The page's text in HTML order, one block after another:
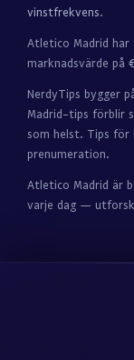
vinstfrekvens.
Atletico Madrid
marknadsvärde på
NerdyTips bygger
Madrid-tips förblir
som helst. Tips för
prenumeration.
Atletico Madrid är
varje dag —